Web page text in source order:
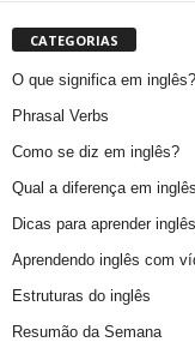
CATEGORIAS
O que significa em inglês?
Phrasal Verbs
Como se diz em inglês?
Qual a diferença em
Dicas para aprender inglês
Aprendendo inglês com
Estruturas do inglês
Resumão da Semana